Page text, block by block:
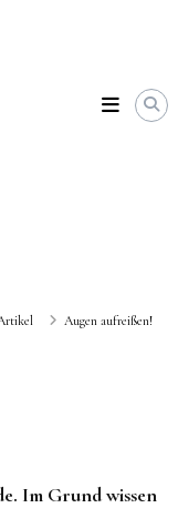
Augen aufreißen!
Im Grund wissen